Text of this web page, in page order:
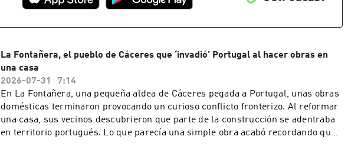
La Fontañera, el pueblo de Cáceres que ‘invadió’ Portugal al hacer obras en
una casa
2026-07-31
7:14
En La Fontañera, una pequeña aldea de Cáceres pegada a Portugal, unas obras
domésticas terminaron provocando un curioso conflicto fronterizo. Al reformar
una casa, sus vecinos descubrieron que parte de la construcción se adentraba
en territorio portugués. Lo que parecía una simple obra acabó recordando que